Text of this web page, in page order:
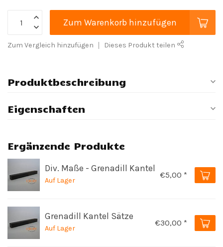
Zum Warenkorb hinzufügen
Zum Vergleich hinzufügen Dieses Produkt teilen
Produktbeschreibung
Eigenschaften
Ergänzende Produkte
Div. Maße - Grenadill Kantel
Auf Lager
€5,00 *
Grenadill Kantel Sätze
Auf Lager
€30,00 *